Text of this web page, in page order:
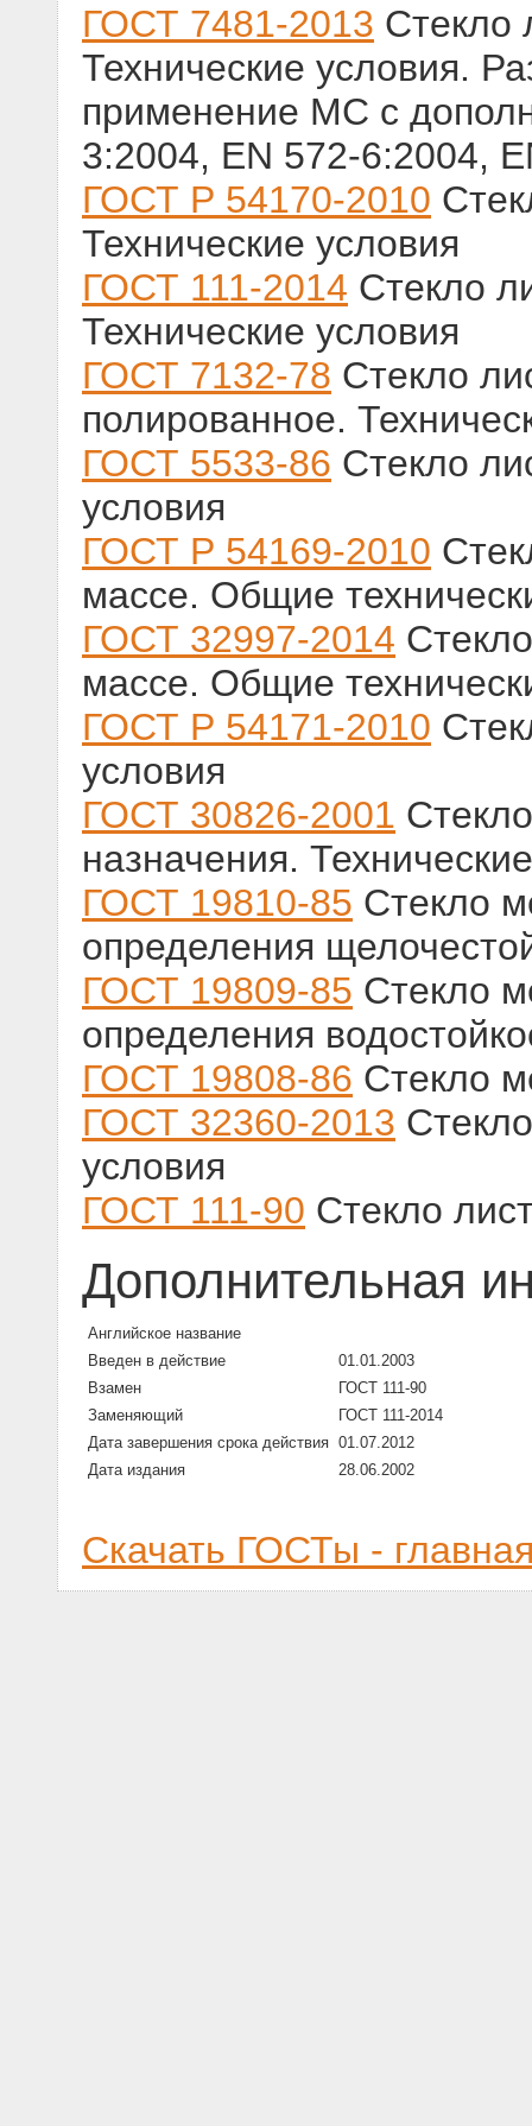
ГОСТ 7481-2013 Стекло
Технические условия.
применение МС с
3:2004, EN 572-6:2004,
ГОСТ Р 54170-2010
Технические условия
ГОСТ 111-2014 Стекло
Технические условия
ГОСТ 7132-78 Стекло
полированное.
ГОСТ 5533-86 Стекло
условия
ГОСТ Р 54169-2010
массе. Общие
ГОСТ 32997-2014
массе. Общие
ГОСТ Р 54171-2010
условия
ГОСТ 30826-2001
назначения.
ГОСТ 19810-85 Стекло
определения
ГОСТ 19809-85 Стекло
определения
ГОСТ 19808-86 Стекло
ГОСТ 32360-2013
условия
ГОСТ 111-90 Стекло
Дополнительная
Английское название
Введен в действие
01.01.2003
Взамен
ГОСТ 111-90
Заменяющий
ГОСТ 111-2014
Дата завершения срока действия 01.07.2012
Дата издания
28.06.2002
Скачать ГОСТы -